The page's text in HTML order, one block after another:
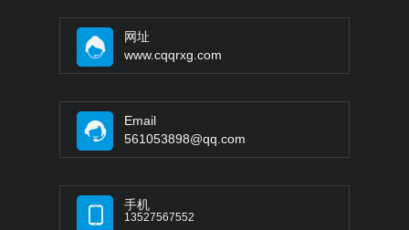
网址
www.cqqrxg.com
Email
561053898@qq.com
手机
13527567552